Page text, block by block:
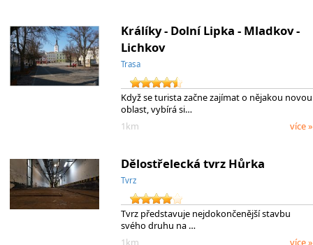
Králíky - Dolní Lipka - Mladkov -
Lichkov
Trasa
Když se turista začne zajímat o nějakou novou
oblast, vybírá si…
1km
více »
Dělostřelecká tvrz Hůrka
Tvrz
Tvrz představuje nejdokončenější stavbu
svého druhu na …
1km
více »